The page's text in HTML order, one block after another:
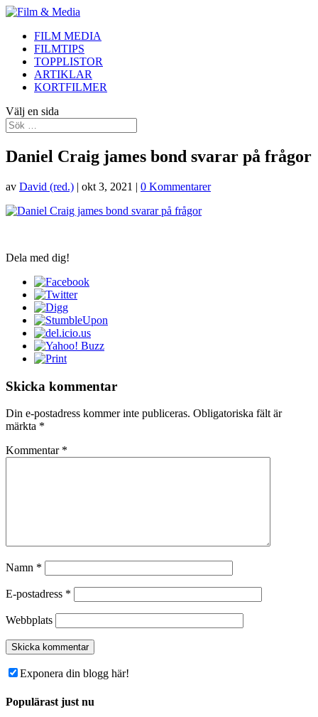
FILM MEDIA
FILMTIPS
TOPPLISTOR
ARTIKLAR
KORTFILMER
Välj en sida
Daniel Craig james bond svarar på frågor
av David (red.) | okt 3, 2021 | 0 Kommentarer
Dela med dig!
Skicka kommentar
Din e-postadress kommer inte publiceras. Obligatoriska fält är
märkta *
Kommentar *
Namn *
E-postadress *
Webbplats
Exponera din blogg här!
Populärast just nu